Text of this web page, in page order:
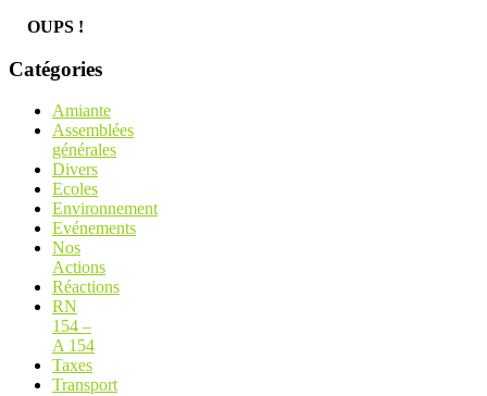
OUPS !
Catégories
Amiante
Assemblées
générales
Divers
Ecoles
Environnement
Evénements
Nos
Actions
Réactions
RN
154 –
A 154
Taxes
Transport